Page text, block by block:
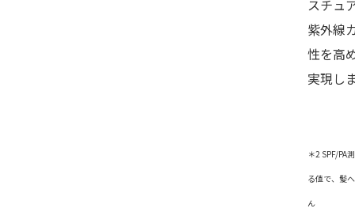
スチュ
紫外線
性を高
実現し
＊2 SPF/PA
る値で、髪
ん